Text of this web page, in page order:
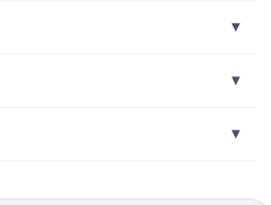
▾
▾
▾